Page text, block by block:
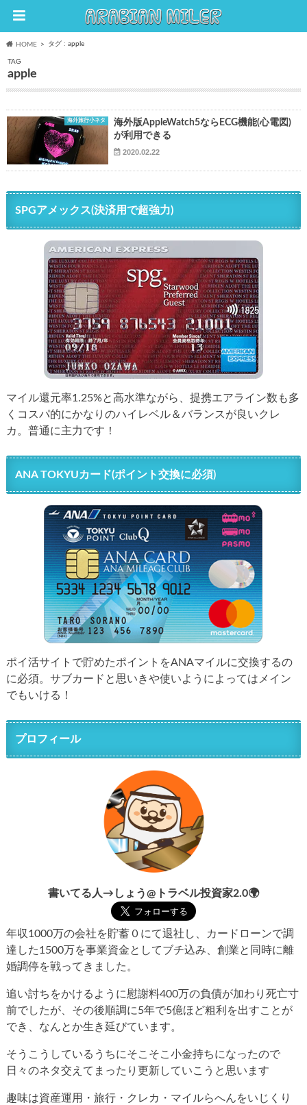
HOME タグ : apple
TAG
apple
海外旅行小ネタ
海外版AppleWatch5ならECG機能(心電図)
が利用できる
2020.02.22
SPGアメックス(決済用で超強力)
マイル還元率1.25%と高水準ながら、提携エアライン数も多
くコスパ的にかなりのハイレベル＆バランスが良いクレ
カ。普通に主力です！
ANA TOKYUカード(ポイント交換に必須)
ポイ活サイトで貯めたポイントをANAマイルに交換するの
に必須。サブカードと思いきや使いようによってはメイン
でもいける！
プロフィール
書いてる人→しょう@トラベル投資家2.0🌍
年収1000万の会社を貯蓄０にて退社し、カードローンで調
達した1500万を事業資金としてブチ込み、創業と同時に離
婚調停を戦ってきました。
追い討ちをかけるように慰謝料400万の負債が加わり死亡寸
前でしたが、その後順調に5年で5億ほど粗利を出すことが
でき、なんとか生き延びています。
そうこうしているうちにそこそこ小金持ちになったので
日々のネタ交えてまったり更新していこうと思います
趣味は資産運用・旅行・クレカ・マイルらへんをいじくり